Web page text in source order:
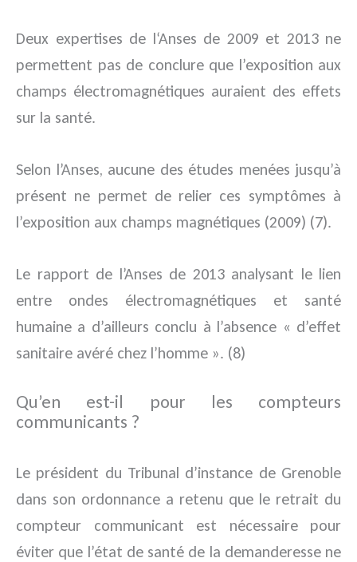
Deux expertises de l‘Anses de 2009 et 2013 ne
permettent pas de conclure que l’exposition aux
champs électromagnétiques auraient des effets
sur la santé.
Selon l’Anses, aucune des études menées jusqu’à
présent ne permet de relier ces symptômes à
l’exposition aux champs magnétiques (2009) (7).
Le rapport de l’Anses de 2013 analysant le lien
entre ondes électromagnétiques et santé
humaine a d’ailleurs conclu à l’absence « d’effet
sanitaire avéré chez l’homme ». (8)
Qu’en est-il pour les compteurs
communicants ?
Le président du Tribunal d’instance de Grenoble
dans son ordonnance a retenu que le retrait du
compteur communicant est nécessaire pour
éviter que l’état de santé de la demanderesse ne